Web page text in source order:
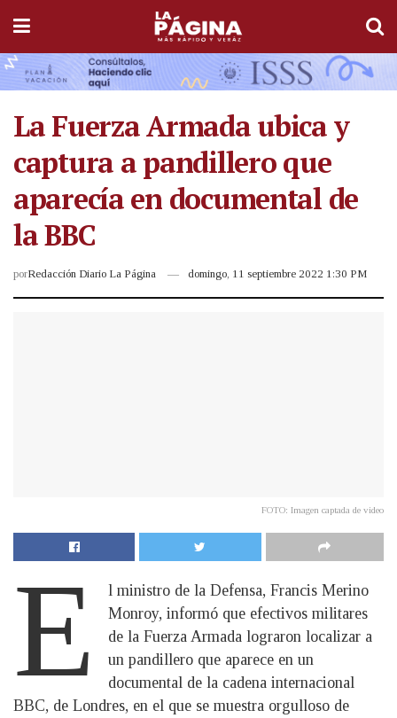
La Fuerza Armada ubica y
captura a pandillero que
aparecía en documental de
la BBC
porRedacción Diario La Página domingo, 11 septiembre 2022 1:30 PM
FOTO: Imagen captada de video
E
l ministro de la Defensa, Francis Merino
Monroy, informó que efectivos militares
de la Fuerza Armada lograron localizar a
un pandillero que aparece en un
documental de la cadena internacional
BBC, de Londres, en el que se muestra orgulloso de